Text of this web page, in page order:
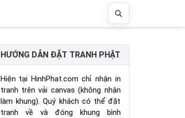
HƯỚNG DẪN ĐẶT TRANH PHẬT
Hiện tại HinhPhat.com chỉ nhận in
tranh trên vải canvas (không nhận
làm khung). Quý khách có thể đặt
tranh về và đóng khung bình